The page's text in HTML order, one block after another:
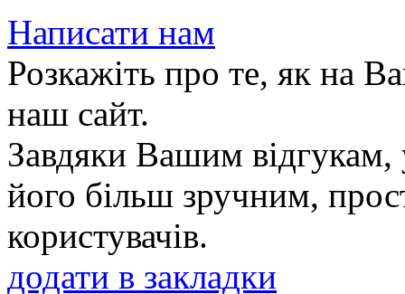
Написати нам
Розкажіть про те, як на
наш сайт.
Завдяки Вашим відгукам,
його більш зручним,
користувачів.
додати в закладки